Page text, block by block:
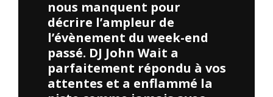
nous manquent pour
décrire l’ampleur de
l’évènement du week-end
passé. DJ John Wait a
parfaitement répondu à vos
attentes et a enflammé la